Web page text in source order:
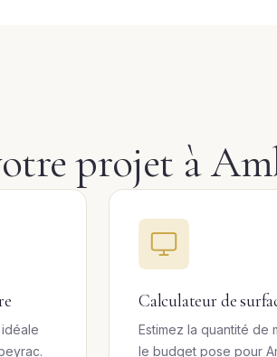
projet à
Calculateur de
Estimez la quantité de
le budget pose pour